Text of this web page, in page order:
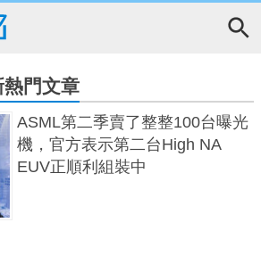
門文章
ASML第二季賣了整整100台曝光
機，官方表示第二台High NA
EUV正順利組裝中